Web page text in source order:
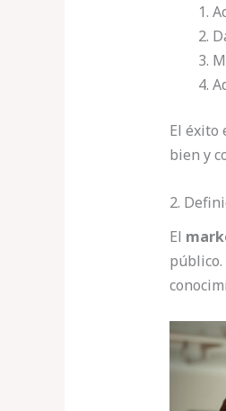
El éxito
bien y
2.
El